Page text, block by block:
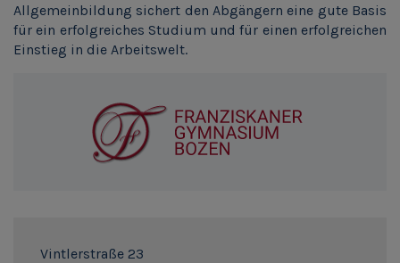
Allgemeinbildung sichert den Abgängern eine gute Basis
für ein erfolgreiches Studium und für einen erfolgreichen
Einstieg in die Arbeitswelt.
Vintlerstraße 23